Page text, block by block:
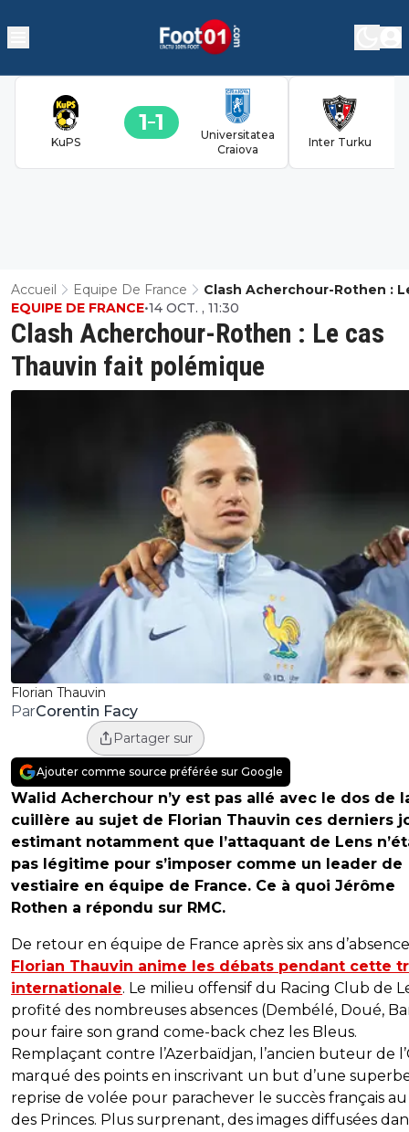
KuPS
1 1
Universitatea
Craiova
Inter Turku
Accueil Equipe De France
Clash Acherchour-Rothen :
Thauvin Fait Polémique
Florian Thauvin
Clash Acherchour-Rothen : Le cas
Thauvin fait polémique
EQUIPE DE FRANCE•14 OCT. , 11:30
ParCorentin Facy
Partager sur
Ajouter comme source préférée sur Google
Walid Acherchour n’y est pas allé avec le dos de
cuillère au sujet de Florian Thauvin ces derniers
estimant notamment que l’attaquant de Lens
pas légitime pour s’imposer comme un leader de
vestiaire en équipe de France. Ce à quoi Jérôme
Rothen a répondu sur RMC.
De retour en équipe de France après six ans
Florian Thauvin anime les débats pendant cette
internationale. Le milieu offensif du Racing Club de
profité des nombreuses absences (Dembélé, Doué,
pour faire son grand come-back chez les Bleus.
Remplaçant contre l’Azerbaïdjan, l’ancien buteur de
marqué des points en inscrivant un but d’une
reprise de volée pour parachever le succès français
des Princes. Plus surprenant, des images diffusées